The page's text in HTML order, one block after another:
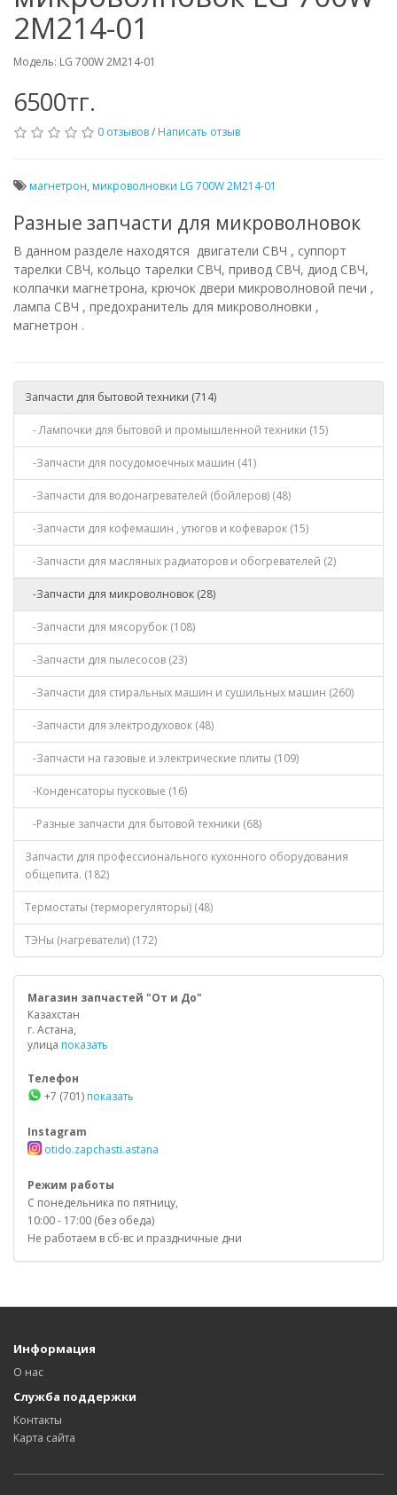
2M214-01
Модель: LG 700W 2M214-01
6500тг.
0 отзывов/ Написать отзыв
магнетрон, микроволновки LG 700W 2M214-01
Разные запчасти для микроволновок
В данном разделе находятся двигатели СВЧ , суппорт
тарелки СВЧ, кольцо тарелки СВЧ, привод СВЧ, диод СВЧ,
колпачки магнетрона, крючок двери микроволновой печи ,
лампа СВЧ , предохранитель для микроволновки ,
магнетрон .
Запчасти для бытовой техники (714)
- Лампочки для бытовой и промышленной техники (15)
-Запчасти для посудомоечных машин (41)
-Запчасти для водонагревателей (бойлеров) (48)
-Запчасти для кофемашин , утюгов и кофеварок (15)
-Запчасти для масляных радиаторов и обогревателей (2)
-Запчасти для микроволновок (28)
-Запчасти для мясорубок (108)
-Запчасти для пылесосов (23)
-Запчасти для стиральных машин и сушильных машин (260)
-Запчасти для электродуховок (48)
-Запчасти на газовые и электрические плиты (109)
-Конденсаторы пусковые (16)
-Разные запчасти для бытовой техники (68)
Запчасти для профессионального кухонного оборудования
общепита. (182)
Термостаты (терморегуляторы) (48)
ТЭНы (нагреватели) (172)
Магазин запчастей "От и До"
Казахстан
г. Астана,
улица показать
Телефон
+7 (701) показать
Instagram
otido.zapchasti.astana
Режим работы
С понедельника по пятницу,
10:00 - 17:00 (без обеда)
Не работаем в сб-вс и праздничные дни
Информация
О нас
Служба поддержки
Контакты
Карта сайта